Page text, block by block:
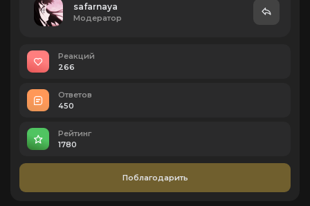
safarnaya
Модератор
Реакций
266
Ответов
450
Рейтинг
1780
Поблагодарить